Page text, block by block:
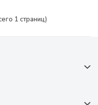
1 страниц)